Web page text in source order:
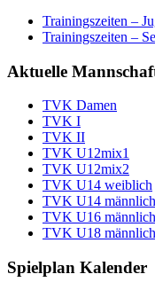
Trainingszeiten –
Trainingszeiten –
Aktuelle
TVK Damen
TVK I
TVK II
TVK U12mix1
TVK U12mix2
TVK U14 weiblich
TVK U14 männlich
TVK U16 männlich
TVK U18 männlich
Spielplan Kalender